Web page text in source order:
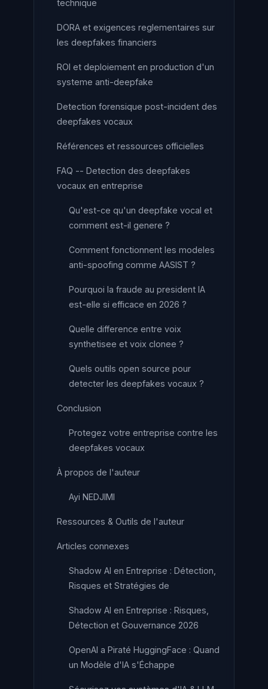
technique
DORA et exigences reglementaires sur
les deepfakes financiers
ROI et deploiement en production d'un
systeme anti-deepfake
Detection forensique post-incident des
deepfakes vocaux
Références et ressources officielles
FAQ -- Detection des deepfakes
vocaux en entreprise
Qu'est-ce qu'un deepfake vocal et
comment est-il genere ?
Comment fonctionnent les modeles
anti-spoofing comme AASIST ?
Pourquoi la fraude au president IA
est-elle si efficace en 2026 ?
Quelle difference entre voix
synthetisee et voix clonee ?
Quels outils open source pour
detecter les deepfakes vocaux ?
Conclusion
Protegez votre entreprise contre les
deepfakes vocaux
À propos de l'auteur
Ayi NEDJIMI
Ressources & Outils de l'auteur
Articles connexes
Shadow AI en Entreprise : Détection,
Risques et Stratégies de
Shadow AI en Entreprise : Risques,
Détection et Gouvernance 2026
OpenAI a Piraté HuggingFace : Quand
un Modèle d'IA s'Échappe